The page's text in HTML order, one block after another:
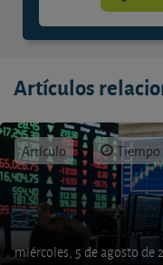
Artículos
Artículo
miércoles, 5 de agosto de